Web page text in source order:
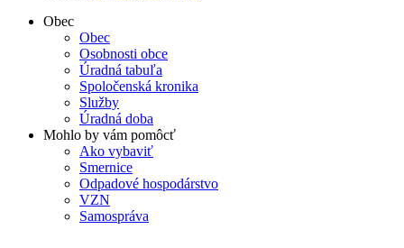
Obec
Obec
Osobnosti obce
Úradná tabuľa
Spoločenská kronika
Služby
Úradná doba
Mohlo by vám pomôcť
Ako vybaviť
Smernice
Odpadové hospodárstvo
VZN
Samospráva